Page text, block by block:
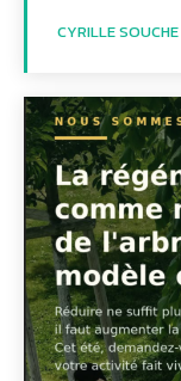
CYRILLE SOUCHE